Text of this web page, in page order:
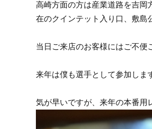
高崎方面の方は産業道路を吉岡
在のクインテット入り口、敷島
当日ご来店のお客様にはご不便
来年は僕も選手として参加しま
気が早いですが、来年の本番用